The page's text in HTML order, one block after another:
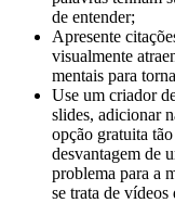
de entender;
Apresente
visualmente
mentais para
Use um criador
slides, adicionar
opção gratuita
desvantagem de
problema para a
se trata de vídeos